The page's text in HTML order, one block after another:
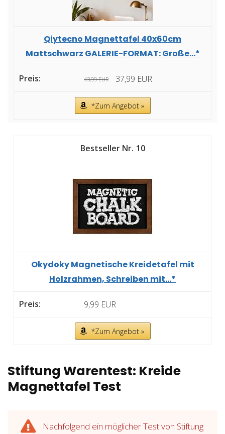
Qiytecno Magnettafel 40x60cm
Mattschwarz GALERIE-FORMAT: Große...*
43,99 EUR 37,99 EUR
*Zum Angebot »
10
Okydoky Magnetische Kreidetafel mit
Holzrahmen, Schreiben mit...*
9,99 EUR
*Zum Angebot »
Stiftung Warentest: Kreide
Magnettafel Test
Nachfolgend ein möglicher Test von Stiftung